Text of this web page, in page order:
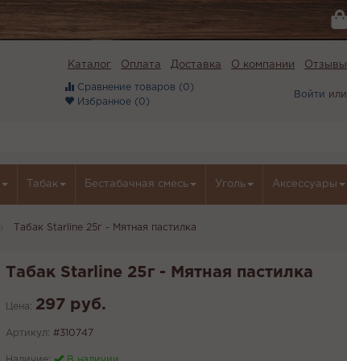
Каталог Оплата Доставка О компании Отзывы
Сравнение товаров (0)
Избранное (0)
Войти или
Табак Бестабачная смесь Уголь Аксессуары
Табак Starline 25г - Мятная пастилка
Табак Starline 25г - Мятная пастилка
Цена: 297 руб.
Артикул: #310747